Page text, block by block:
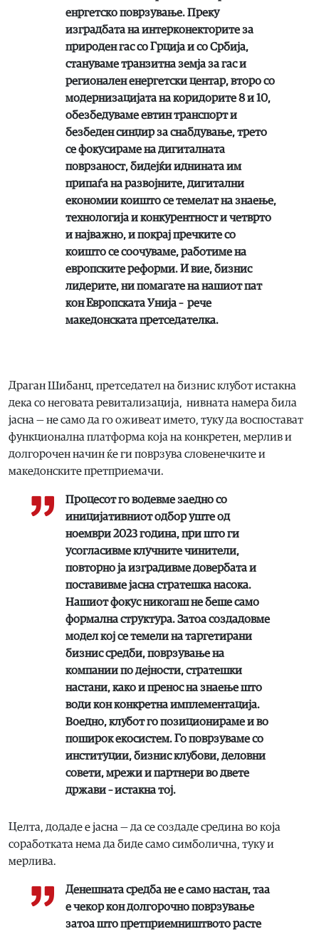
енргетско поврзување. Преку
изградбата на интерконекторите за
природен гас со Грција и со Србија,
стануваме транзитна земја за гас и
регионален енергетски центар, второ со
модернизацијата на коридорите 8 и 10,
обезбедуваме евтин транспорт и
безбеден синџир за снабдување, трето
се фокусираме на дигиталната
поврзаност, бидејќи иднината им
припаѓа на развојните, дигитални
економии коишто се темелат на знаење,
технологија и конкурентност и четврто
и најважно, и покрај пречките со
коишто се соочуваме, работиме на
европските реформи. И вие, бизнис
лидерите, ни помагате на нашиот пат
кон Европската Унија – рече
македонската претседателка.
Драган Шибанц, претседател на бизнис клубот истакна
дека со неговата ревитализација, нивната намера била
јасна — не само да го оживеат името, туку да воспостават
функционална платформа која на конкретен, мерлив и
долгорочен начин ќе ги поврзува словенечките и
македонските претприемачи.
Процесот го водевме заедно со
иницијативниот одбор уште од
ноември 2023 година, при што ги
усогласивме клучните чинители,
повторно ја изградивме довербата и
поставивме јасна стратешка насока.
Нашиот фокус никогаш не беше само
формална структура. Затоа создадовме
модел кој се темели на таргетирани
бизнис средби, поврзување на
компании по дејности, стратешки
настани, како и пренос на знаење што
води кон конкретна имплементација.
Воедно, клубот го позиционираме и во
поширок екосистем. Го поврзуваме со
институции, бизнис клубови, деловни
совети, мрежи и партнери во двете
држави – истакна тој.
Целта, додаде е јасна — да се создаде средина во која
соработката нема да биде само симболична, туку и
мерлива.
Денешната средба не е само настан, таа
е чекор кон долгорочно поврзување
затоа што претприемништвото расте